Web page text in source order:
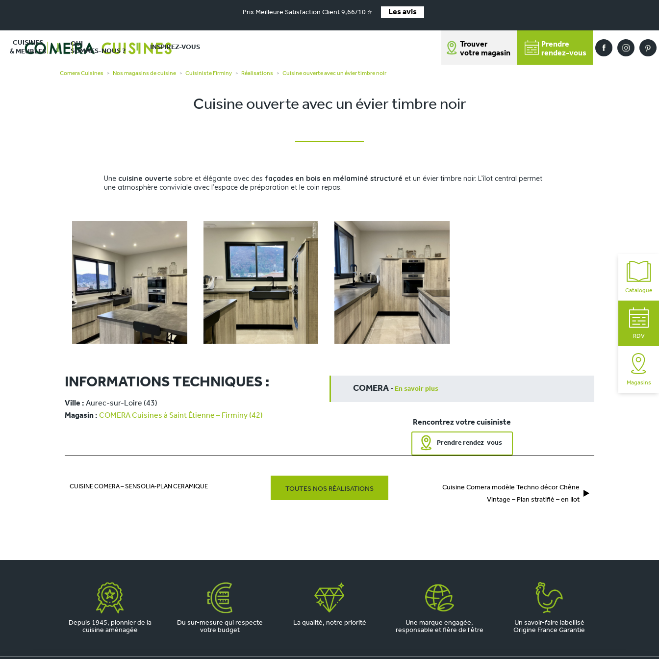
Prix Meilleure Satisfaction Client 9,66/10 ⭐ Les avis
CUISINES
& MEUBLES
QUI
SOMMES-NOUS ?
INSPIREZ-VOUS
Trouver
votre magasin
Prendre
rendez-vous
Catalogue
RDV
Magasins
Comera Cuisines > Nos magasins de cuisine > Cuisiniste Firminy > Réalisations > Cuisine ouverte avec un évier timbre noir
Cuisine ouverte avec un évier timbre noir
Une cuisine ouverte sobre et élégante avec des façades en bois en mélaminé structuré et un évier timbre noir. L’îlot central permet
une atmosphère conviviale avec l’espace de préparation et le coin repas.
INFORMATIONS TECHNIQUES :
Ville : Aurec-sur-Loire (43)
Magasin : COMERA Cuisines à Saint Étienne – Firminy (42)
COMERA - En savoir plus
Rencontrez votre cuisiniste
Prendre rendez-vous
CUISINE COMERA – SENSOLIA-PLAN CERAMIQUE TOUTES NOS RÉALISATIONS
Cuisine Comera modèle Techno décor Chêne
Vintage – Plan stratifié – en Ilot
Depuis 1945, pionnier de la
cuisine aménagée
Du sur-mesure qui respecte
votre budget
La qualité, notre priorité
Une marque engagée,
responsable et fière de l'être
Un savoir-faire labellisé
Origine France Garantie